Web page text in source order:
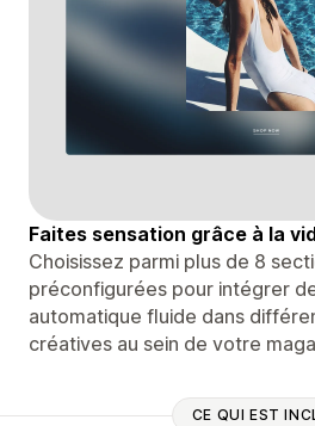
Faites sensation grâce à la
Choisissez parmi plus de 8
préconfigurées pour intégrer
automatique fluide dans
créatives au sein de votre
CE QUI EST